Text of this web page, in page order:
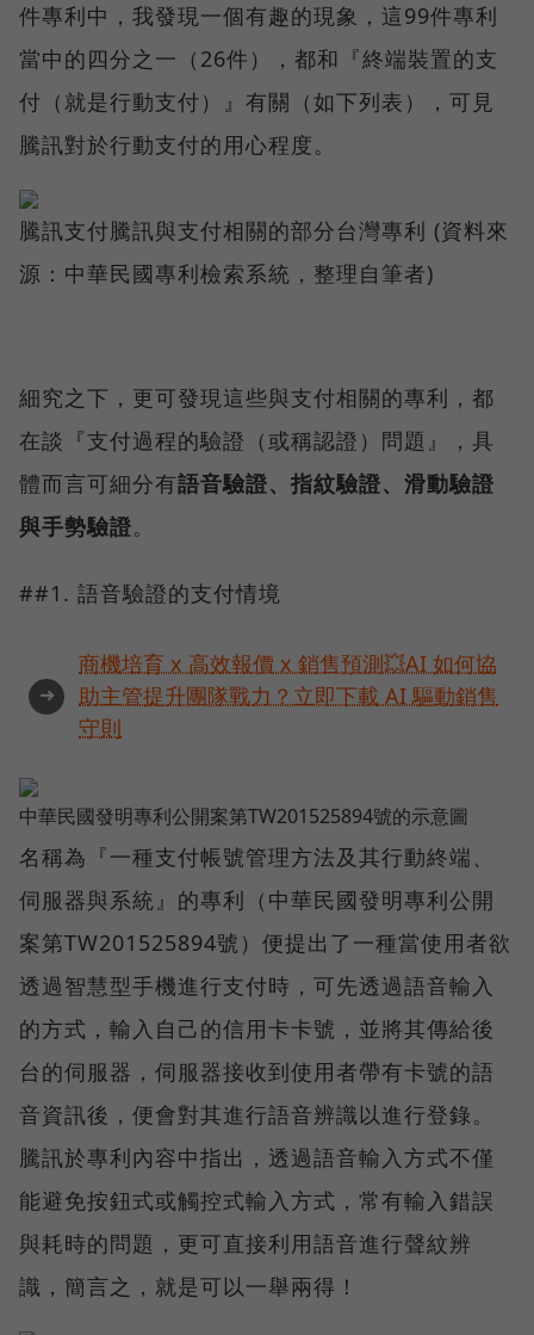
件專利中，我發現一個有趣的現象，這99件專利
當中的四分之一（26件），都和『終端裝置的支
付（就是行動支付）』有關（如下列表），可見
騰訊對於行動支付的用心程度。
騰訊支付騰訊與支付相關的部分台灣專利 (資料來
源：中華民國專利檢索系統，整理自筆者)
細究之下，更可發現這些與支付相關的專利，都
在談『支付過程的驗證（或稱認證）問題』，具
體而言可細分有語音驗證、指紋驗證、滑動驗證
與手勢驗證。
##1. 語音驗證的支付情境
➜
商機培育 x 高效報價 x 銷售預測💥AI 如何協
助主管提升團隊戰力？立即下載 AI 驅動銷售
守則
中華民國發明專利公開案第TW201525894號的示意圖
名稱為『一種支付帳號管理方法及其行動終端、
伺服器與系統』的專利（中華民國發明專利公開
案第TW201525894號）便提出了一種當使用者欲
透過智慧型手機進行支付時，可先透過語音輸入
的方式，輸入自己的信用卡卡號，並將其傳給後
台的伺服器，伺服器接收到使用者帶有卡號的語
音資訊後，便會對其進行語音辨識以進行登錄。
騰訊於專利內容中指出，透過語音輸入方式不僅
能避免按鈕式或觸控式輸入方式，常有輸入錯誤
與耗時的問題，更可直接利用語音進行聲紋辨
識，簡言之，就是可以一舉兩得！